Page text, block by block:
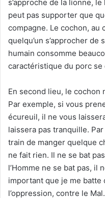
s’approche de la lionne,
peut pas supporter que
compagne. Le cochon,
quelqu’un s’approcher de
humain consomme
caractéristique du porc
En second lieu, le cochon
Par exemple, si vous
écureuil, il ne vous
laissera pas tranquille.
train de manger quelque
ne fait rien. Il ne se bat
l’Homme ne se bat pas, il
important que je me batte
l’oppression, contre le